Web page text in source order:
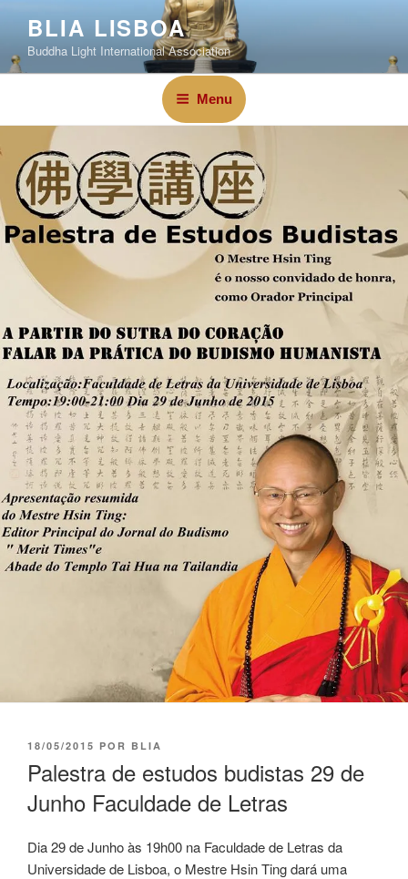
BLIA LISBOA
Buddha Light International Association
Menu
18/05/2015 POR BLIA
Palestra de estudos budistas 29 de
Junho Faculdade de Letras
Dia 29 de Junho às 19h00 na Faculdade de Letras da
Universidade de Lisboa, o Mestre Hsin Ting dará uma